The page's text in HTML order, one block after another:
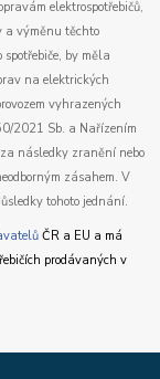
elektrospotřebičů,
a výměnu těchto
by měla
na elektrických
vyhrazených
2021 Sb. a Nařízením
následky zranění nebo
zásahem. V
tohoto jednání.
ČR a EU a má
prodávaných v